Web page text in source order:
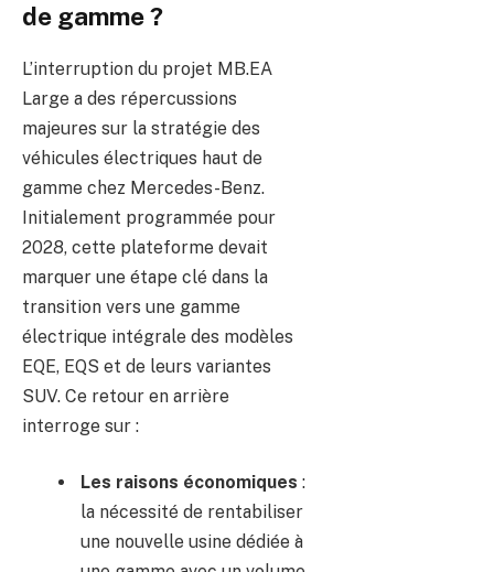
de gamme ?
L’interruption du projet MB.EA
Large a des répercussions
majeures sur la stratégie des
véhicules électriques haut de
gamme chez Mercedes-Benz.
Initialement programmée pour
2028, cette plateforme devait
marquer une étape clé dans la
transition vers une gamme
électrique intégrale des modèles
EQE, EQS et de leurs variantes
SUV. Ce retour en arrière
interroge sur :
Les raisons économiques :
la nécessité de rentabiliser
une nouvelle usine dédiée à